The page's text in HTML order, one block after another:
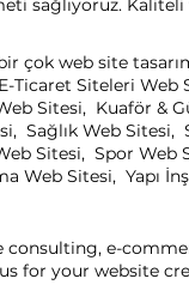
sağlıyoruz.
çok web site
Ticaret Siteleri
Sitesi, Kuaför &
Sağlık Web
Sitesi, Spor Web
Web Sitesi, Yapı
e-
for your website